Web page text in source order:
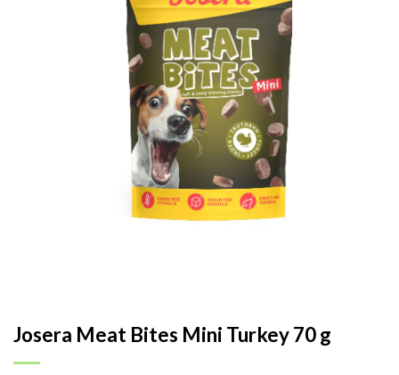
Josera Meat Bites Mini Turkey 70 g